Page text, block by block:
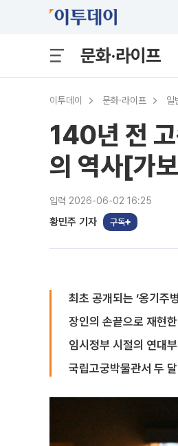
문화·라이프
이투데이 문화·라이프 일
140년 전 고
의 역사[가
입력 2026-06-02 16:25
황민주 기자 구독
최초 공개되는 ‘옹기주
장인의 손끝으로 재현
임시정부 시절의 연대
국립고궁박물관서 두